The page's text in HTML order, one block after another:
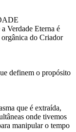
Verdade Eterna é
do Criador
definem o propósito
que é extraída,
onde tivemos
manipular o tempo